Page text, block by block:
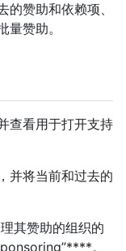
赞助和依赖项、
赞助。
查看用于打开支持
并将当前和过去的
其赞助的组织的
。